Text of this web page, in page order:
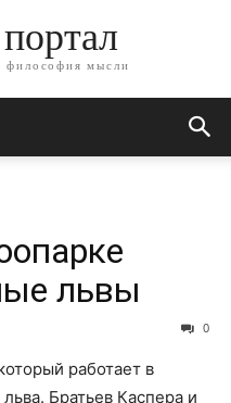
философия мысли
львы
0
работает в
Братьев Каспера и